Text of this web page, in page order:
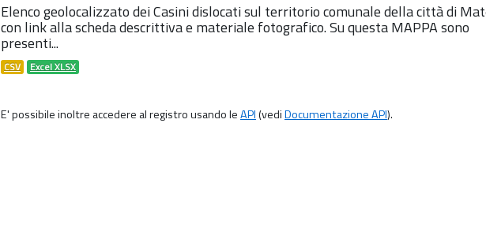
Elenco geolocalizzato dei Casini dislocati sul territorio comunale della città di
con link alla scheda descrittiva e materiale fotografico. Su questa MAPPA sono
presenti...
CSV Excel XLSX
E' possibile inoltre accedere al registro usando leAPI(vediDocumentazione API).